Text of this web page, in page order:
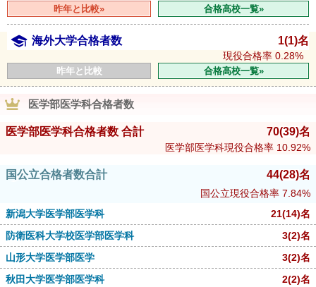
昨年と比較» 合格高校一覧»
海外大学合格者数 1(1)名
現役合格率 0.28%
昨年と比較 合格高校一覧»
医学部医学科合格者数
医学部医学科合格者数 合計 70(39)名
医学部医学科現役合格率 10.92%
国公立合格者数合計 44(28)名
国公立現役合格率 7.84%
新潟大学医学部医学科
21(14)名
防衛医科大学校医学部医学科
3(2)名
山形大学医学部医学
3(2)名
秋田大学医学部医学科
2(2)名